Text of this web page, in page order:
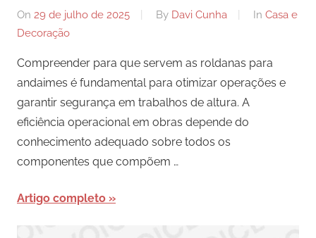
On 29 de julho de 2025 By Davi Cunha In Casa e
Decoração
Compreender para que servem as roldanas para
andaimes é fundamental para otimizar operações e
garantir segurança em trabalhos de altura. A
eficiência operacional em obras depende do
conhecimento adequado sobre todos os
componentes que compõem …
Artigo completo